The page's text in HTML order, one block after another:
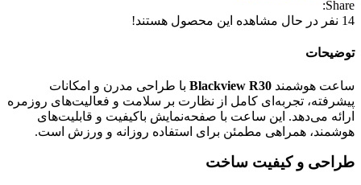
Share:
14 نفر در حال مشاهده این محصول هستند!
توضیحات
ساعت هوشمند Blackview R30 با طراحی مدرن و امکانات
پیشرفته، تجربه‌ای کامل از نظارت بر سلامت و فعالیت‌های روزمره
ارائه می‌دهد. این ساعت با صفحه‌نمایش باکیفیت و قابلیت‌های
هوشمند، همراهی مطمئن برای استفاده روزانه و ورزش است.
طراحی و کیفیت ساخت